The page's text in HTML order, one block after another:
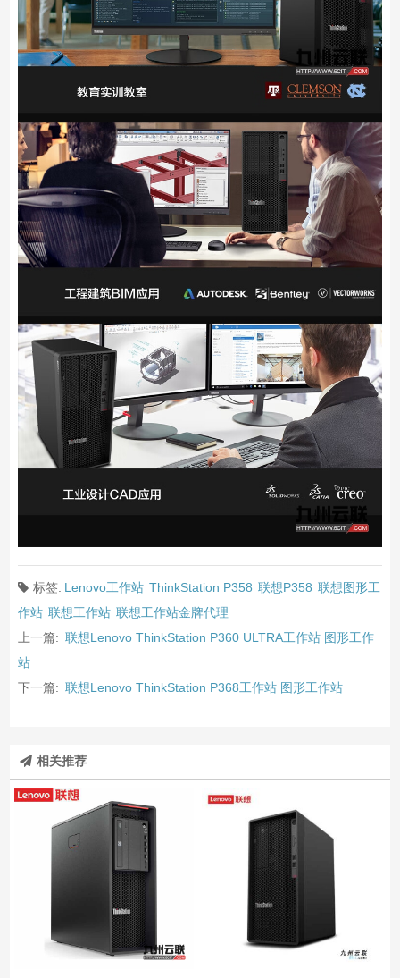
标签: Lenovo工作站 ThinkStation P358 联想P358 联想图形工
作站 联想工作站 联想工作站金牌代理
上一篇: 联想Lenovo ThinkStation P360 ULTRA工作站 图形工作
站
下一篇: 联想Lenovo ThinkStation P368工作站 图形工作站
相关推荐